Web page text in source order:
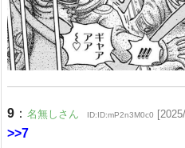
9 ： 名無しさん ID:ID:mP2n3M0c0
>>7